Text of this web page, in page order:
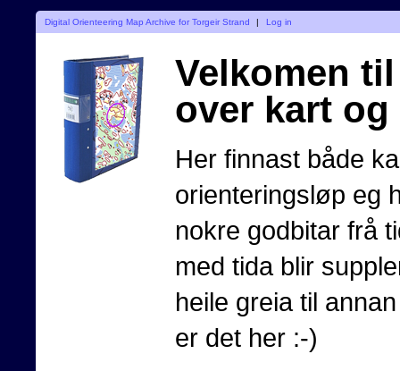
Digital Orienteering Map Archive for Torgeir Strand | Log in
Velkomen
over kart
Her finnast både
orienteringsløp eg
nokre godbitar frå
med tida blir
heile greia til
er det her :-)